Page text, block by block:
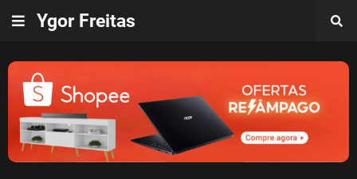
Ygor Freitas